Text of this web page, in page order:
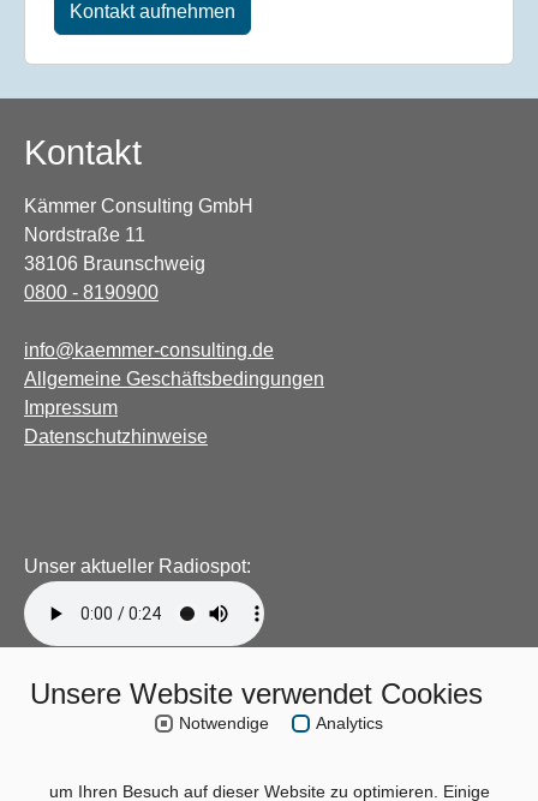
Kontakt aufnehmen
Kontakt
Kämmer Consulting GmbH
Nordstraße 11
38106 Braunschweig
0800 - 8190900
info@kaemmer-consulting.de
Allgemeine Geschäftsbedingungen
Impressum
Datenschutzhinweise
Unser aktueller Radiospot:
Unsere Website verwendet Cookies
Notwendige Analytics
um Ihren Besuch auf dieser Website zu optimieren. Einige